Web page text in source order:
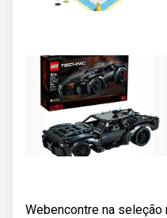
Webencontre na